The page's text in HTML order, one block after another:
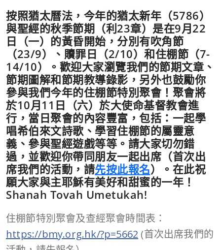
按照猶太曆法，今年的猶太新年（5786）
與聖經的秋季節期（利23章）是在9月22
日（一）的黃昏開始，分別有吹角節
（23/9）、贖罪日（2/10）和住棚節（7-
14/10）。歡迎大家瀏覽我們的節期文章、
節期圖解和節期教導錄影，另外也鼓勵你
參與我們今年的住棚節特別聚會！聚會將
於10月11日（六）於大使命基督教會進
行，當日聚會的內容豐富，包括：一起學
唱希伯來文詩歌、學習住棚節的屬靈意
義、參與聖經遊戲等等。請大家切勿錯
過，並歡迎你帶同朋友一起出席（首次出
席我們的活動，請先按此報名）。在此祝
願大家與主耶穌有美好和甜蜜的一年！
Shanah Tovah Umetukah!
住棚節特別聚會及查經聚會時間表：
https://bmy.org.hk/?p=5662 (首次出席我們的